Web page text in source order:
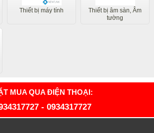
Thiết bị máy tính
Thiết bị âm sàn, Âm
tường
MUA QUA ĐIỆN THOẠI:
- 0934317727